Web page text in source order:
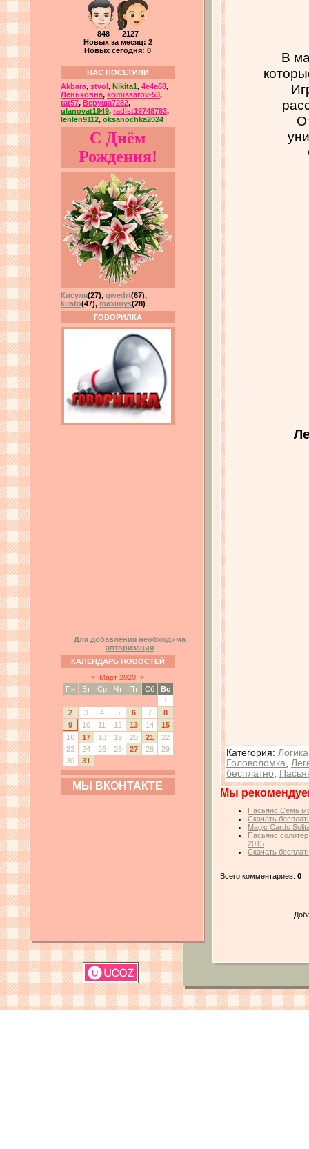
848 2127
Новых за месяц: 2
Новых сегодня: 0
НАС ПОСЕТИЛИ
Akbara, stvol , Nikita1, 4e4a68,
Лёньковна, komissarov-53,
tat57, Веруша7282,
ulanovat1949, radist19748783,
lenlen9112, oksanochka2024
С Днём
Рождения!
Кисуля(27), qwedrt(67),
kirafo(47), maximys(28)
ГОВОРИЛКА
Для добавления необходима
авторизация
КАЛЕНДАРЬ НОВОСТЕЙ
« Март 2020 »
Пн
Вт Ср Чт Пт Сб
Вс
1
2
3 4 5 6 7
8
9
10 11 12 13 14
15
16
17 18 19 20 21
22
23
24 25 26 27 28
29
30
31
МЫ ВКОНТАКТЕ
В
Категория:
Головоломка
бесплатно
Мы
Пасьянс Семь
Скачать
Magic Cards
Пасьянс
2015
Скачать
Всего комментариев: 0